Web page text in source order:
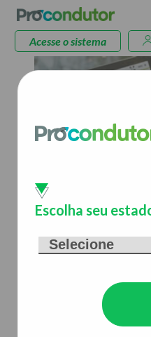
Acesse o sistema
A
para
Escolha seu